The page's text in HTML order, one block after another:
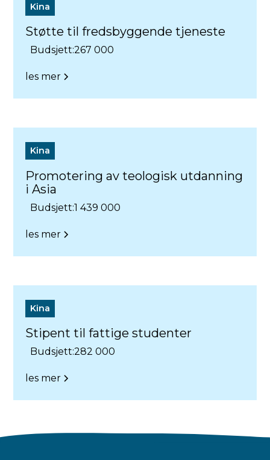
Kina
Støtte til fredsbyggende tjeneste
Budsjett:267 000
les mer
Kina
Promotering av teologisk utdanning
i Asia
Budsjett:1 439 000
les mer
Kina
Stipent til fattige studenter
Budsjett:282 000
les mer